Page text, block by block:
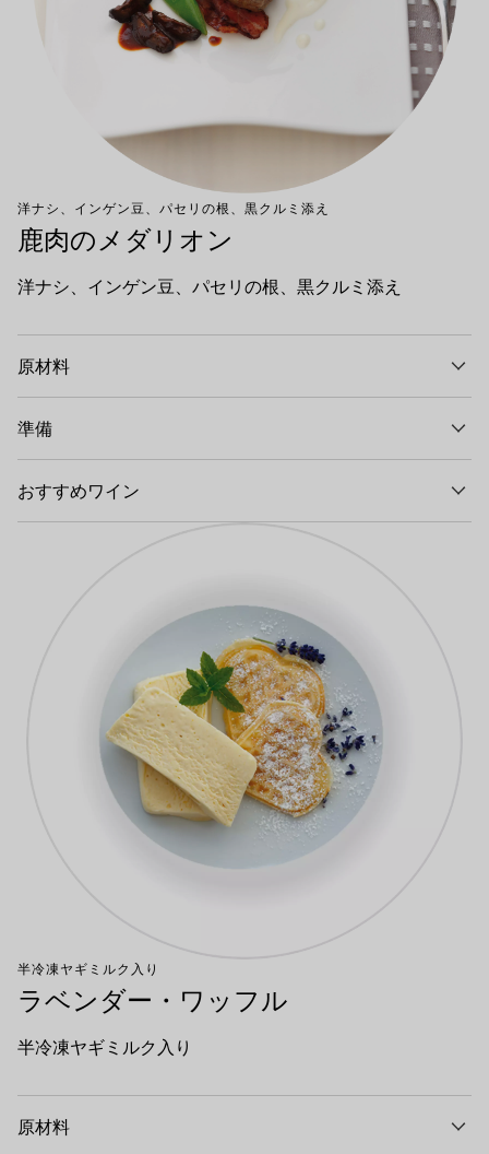
洋ナシ、インゲン豆、パセリの根、黒クルミ添え
鹿肉のメダリオン
洋ナシ、インゲン豆、パセリの根、黒クルミ添え
原材料
準備
おすすめワイン
半冷凍ヤギミルク入り
ラベンダー・ワッフル
半冷凍ヤギミルク入り
原材料